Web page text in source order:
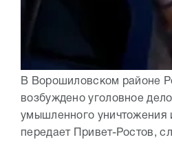
В Ворошиловском районе
возбуждено уголовное
умышленного уничтожения
передает Привет-Ростов,